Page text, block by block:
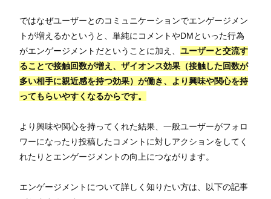
ではなぜユーザーとのコミュニケーションでエンゲージメン
トが増えるかというと、単純にコメントやDMといった行為
がエンゲージメントだということに加え、 ユーザーと交流す
ることで接触回数が増え、ザイオンス効果（接触した回数が
多い相手に親近感を持つ効果）が働き、より興味や関心を持
ってもらいやすくなるからです。
より興味や関心を持ってくれた結果、一般ユーザーがフォロ
ワーになったり投稿したコメントに対しアクションをしてく
れたりとエンゲージメントの向上につながります。
エンゲージメントについて詳しく知りたい方は、以下の記事